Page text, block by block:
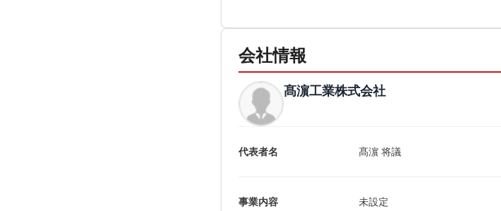
会社情報
髙濵工業株式会社
代表者名 髙濵 将議
事業内容 未設定